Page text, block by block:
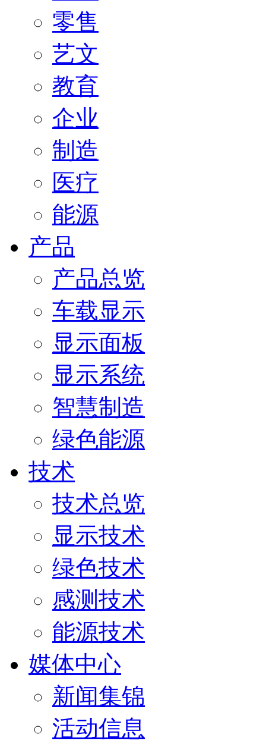
零售
艺文
教育
企业
制造
医疗
能源
产品
产品总览
车载显示
显示面板
显示系统
智慧制造
绿色能源
技术
技术总览
显示技术
绿色技术
感测技术
能源技术
媒体中心
新闻集锦
活动信息